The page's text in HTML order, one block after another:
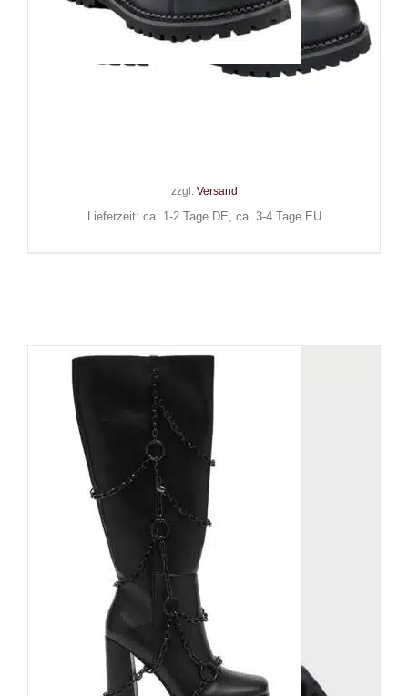
zzgl. Versand
Lieferzeit: ca. 1-2 Tage DE, ca. 3-4 Tage EU